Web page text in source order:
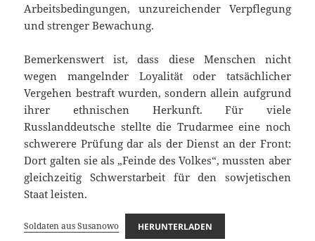
Arbeitsbedingungen, unzureichender Verpflegung
und strenger Bewachung.
Bemerkenswert ist, dass diese Menschen nicht
wegen mangelnder Loyalität oder tatsächlicher
Vergehen bestraft wurden, sondern allein aufgrund
ihrer ethnischen Herkunft. Für viele
Russlanddeutsche stellte die Trudarmee eine noch
schwerere Prüfung dar als der Dienst an der Front:
Dort galten sie als „Feinde des Volkes“, mussten aber
gleichzeitig Schwerstarbeit für den sowjetischen
Staat leisten.
Soldaten aus Susanowo HERUNTERLADEN